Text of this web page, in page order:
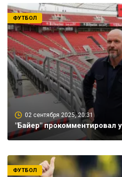
02 сентября 2025, 20:31
"Байер" прокомментировал
ФУТБОЛ
ФУТБОЛ